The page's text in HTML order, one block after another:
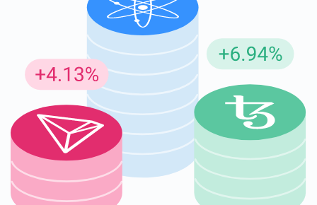
Atomic
support@atomicwallet.io
Güncellemeler için Abone Ol
En son proje güncellemelerini ve kripto kılavuzlarını ilk alan
siz olun